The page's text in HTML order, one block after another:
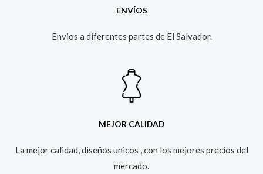
ENVÍOS
Envios a diferentes partes de El Salvador.​
MEJOR CALIDAD
La mejor calidad, diseños unicos , con los mejores precios del
mercado.​